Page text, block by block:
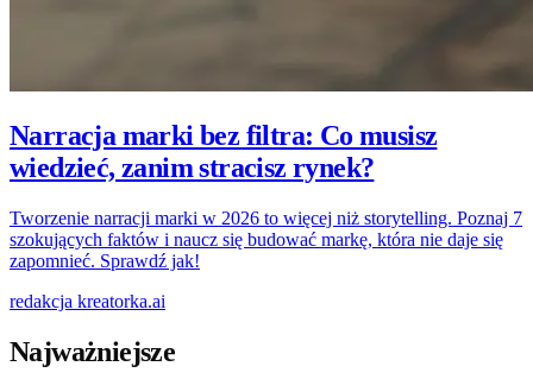
Narracja marki bez filtra: Co musisz
wiedzieć, zanim stracisz rynek?
Tworzenie narracji marki w 2026 to więcej niż storytelling. Poznaj 7
szokujących faktów i naucz się budować markę, która nie daje się
zapomnieć. Sprawdź jak!
redakcja kreatorka.ai
Najważniejsze